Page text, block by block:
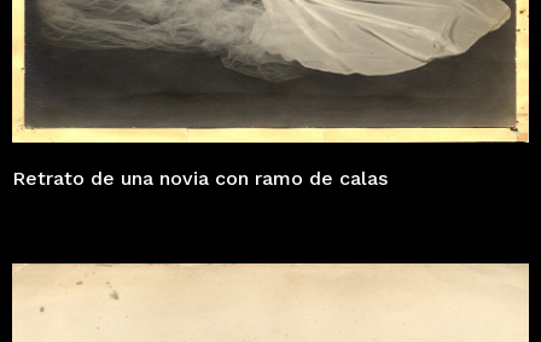
Retrato de una novia con ramo de calas